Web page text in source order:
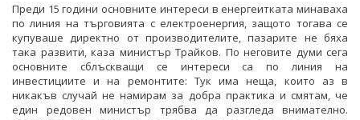
Преди 15 години основните интереси в енергеитката минаваха
по линия на търговията с електроенергия, защото тогава се
купуваше директно от производителите, пазарите не бяха
така развити, каза министър Трайков. По неговите думи сега
основните сблъскващи се интереси са по линия на
инвестициите и на ремонтите: Тук има неща, които аз в
никакъв случай не намирам за добра практика и смятам, че
един редовен министър трябва да разгледа внимателно.